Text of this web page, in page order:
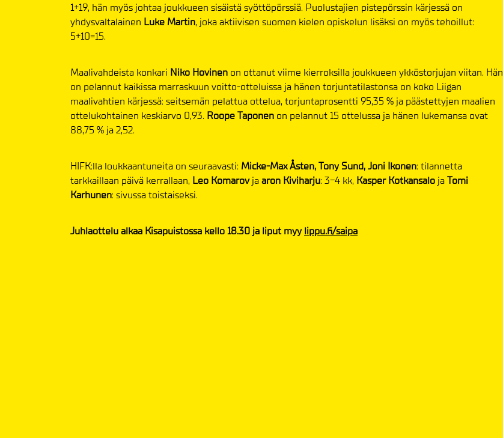
1+19, hän myös johtaa joukkueen sisäistä syöttöpörssiä. Puolustajien pistepörssin kärjessä on
yhdysvaltalainen Luke Martin, joka aktiivisen suomen kielen opiskelun lisäksi on myös tehoillut:
5+10=15.
Maalivahdeista konkari Niko Hovinen on ottanut viime kierroksilla joukkueen ykköstorjujan viitan. Hän
on pelannut kaikissa marraskuun voitto-otteluissa ja hänen torjuntatilastonsa on koko Liigan
maalivahtien kärjessä: seitsemän pelattua ottelua, torjuntaprosentti 95,35 % ja päästettyjen maalien
ottelukohtainen keskiarvo 0,93. Roope Taponen on pelannut 15 ottelussa ja hänen lukemansa ovat
88,75 % ja 2,52.
HIFK:lla loukkaantuneita on seuraavasti: Micke-Max Åsten, Tony Sund, Joni Ikonen: tilannetta
tarkkaillaan päivä kerrallaan, Leo Komarovjaaron Kiviharju: 3-4 kk, Kasper Kotkansalo jaTomi
Karhunen: sivussa toistaiseksi.
Juhlaottelu alkaa Kisapuistossa kello 18.30 ja liput myy lippu.fi/saipa